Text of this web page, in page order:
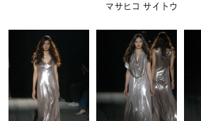
マサヒコ サイトウ